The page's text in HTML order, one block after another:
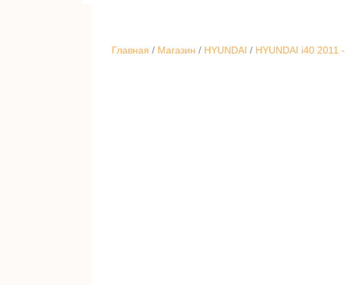
Главная / Магазин / HYUNDAI / HYUNDAI i40 2011 -